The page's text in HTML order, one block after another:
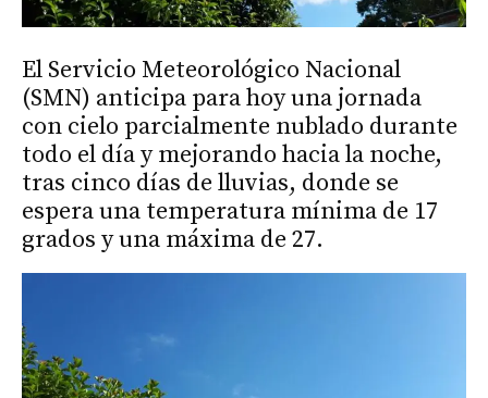
El Servicio Meteorológico Nacional
(SMN) anticipa para hoy una jornada
con cielo parcialmente nublado durante
todo el día y mejorando hacia la noche,
tras cinco días de lluvias, donde se
espera una temperatura mínima de 17
grados y una máxima de 27.